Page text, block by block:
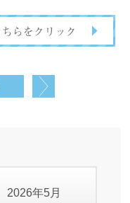
2026年5月